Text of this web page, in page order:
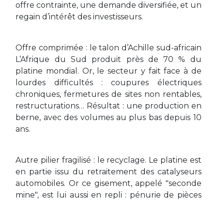
offre contrainte, une demande diversifiée, et un
regain d’intérêt des investisseurs.
Offre comprimée : le talon d’Achille sud-africain
L’Afrique du Sud produit près de 70 % du
platine mondial. Or, le secteur y fait face à de
lourdes difficultés : coupures électriques
chroniques, fermetures de sites non rentables,
restructurations… Résultat : une production en
berne, avec des volumes au plus bas depuis 10
ans.
Autre pilier fragilisé : le recyclage. Le platine est
en partie issu du retraitement des catalyseurs
automobiles. Or ce gisement, appelé "seconde
mine", est lui aussi en repli : pénurie de pièces